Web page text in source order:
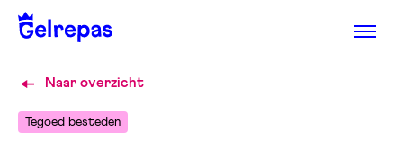
Naar overzicht
Tegoed besteden